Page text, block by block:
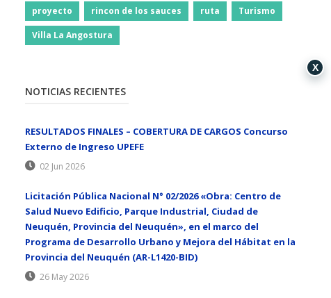
proyecto rincon de los sauces ruta Turismo
Villa La Angostura
NOTICIAS RECIENTES
RESULTADOS FINALES – COBERTURA DE CARGOS Concurso
Externo de Ingreso UPEFE
02 Jun 2026
Licitación Pública Nacional N° 02/2026 «Obra: Centro de
Salud Nuevo Edificio, Parque Industrial, Ciudad de
Neuquén, Provincia del Neuquén», en el marco del
Programa de Desarrollo Urbano y Mejora del Hábitat en la
Provincia del Neuquén (AR-L1420-BID)
26 May 2026
X